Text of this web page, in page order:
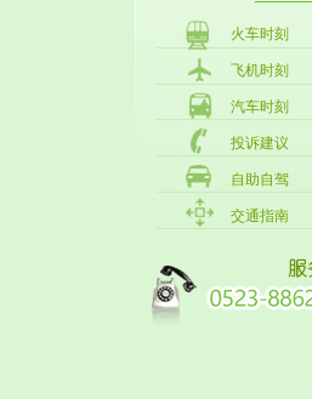
火车时刻
飞机时刻
汽车时刻
投诉建议
自助自驾
交通指南